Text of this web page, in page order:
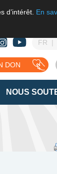
d’intérêt. En
FR
DON
NOUS